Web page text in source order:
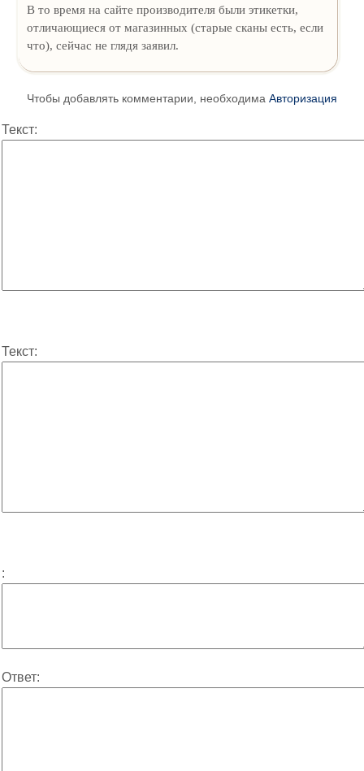
В то время на сайте производителя были этикетки,
отличающиеся от магазинных (старые сканы есть, если
что), сейчас не глядя заявил.
Чтобы добавлять комментарии, необходима Авторизация
Текст:
Текст:
:
Ответ: